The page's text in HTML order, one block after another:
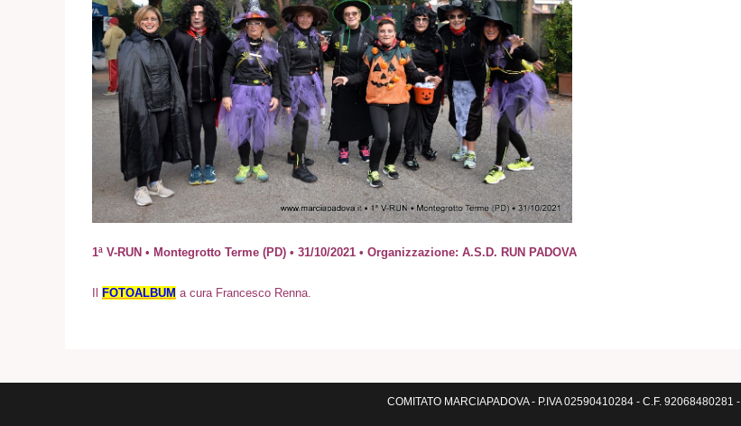
1ª V-RUN • Montegrotto Terme (PD) • 31/10/2021 • Organizzazione: A.S.D. RUN PADOVA
FOTOALBUM a cura Francesco Renna.
COMITATO MARCIAPADOVA - P.IVA 02590410284 - C.F. 92068480281 -